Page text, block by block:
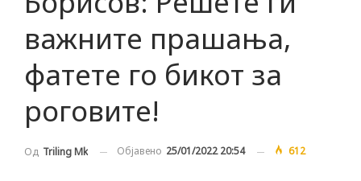
важните прашања,
фатете го бикот за
роговите!
Од Triling Mk Објавено 25/01/2022 20:54 612